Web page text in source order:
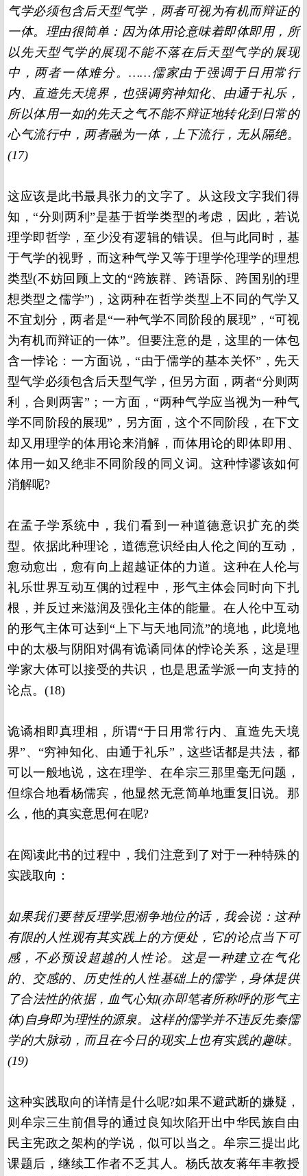
气学必须包含后天型气学，两者可视为有机而辩证的
一体。理由很简单：因为体用论意味着即体即用，所
以先天型气学的展现不能不落在后天型气学的展现
中，两者一体难分。……儒家由于强调于日用常行
内、直造先天境界，也强调穷神知化、由通于礼乐，
所以体用一如的先天之气不能不辩证地转化到日常的
心气流行中，两者融为一体，上下流行，无从隔绝。
(17)
这应该是此书最具张力的文字了。从这段文字我们得
知，“分则两利”是基于哲学类型的考虑，因此，若说
理学即哲学，至少没有逻辑的错误。但与此同时，基
于气学的视野，而这种气学又等于理学伦理学的理想
类型(不妨回顾上文的“跨族群、跨语际、跨国别的理
想类型之儒学”) ，这两种在哲学类型上不同的气学又
不宜划分，两者是“一种气学不同阶段的展现”，“可视
为有机而辩证的一体”。但要注意的是，这里的一体包
含一悖论：一方面说，“由于儒学的基本关怀”，先天
型气学必须包含后天型气学，但另方面，两者“分则两
利，合则两害”；一方面，“两种气学应当视为一种气
学不同阶段的展现”，另方面，这个不同阶段，在下文
却又用理学的体用论来消解，而体用论的即体即用、
体用一如又绝非不同阶段的同义词。这种悖谬该如何
消解呢?
在孟子学系统中，我们看到一种道德意识扩充的类
型。依据此种理论，道德意识经由人伦之间的互动，
愈动愈出，愈有向上超越证体的力道。这种在人伦与
礼乐世界互动互偶的过程中，形气主体会同时向下扎
根，并反过来滋润及强化主体的能量。在人伦中互动
的形气主体可达到“上下与天地同流”的境地，此境地
中的太极与阴阳对偶有诡谲同体的悖论关系，这是理
学家大体可以接受的共识，也是思孟学派一向支持的
论点。 (18)
诡谲相即真理相，所谓“于日用常行内、直造先天境
界”、“穷神知化、由通于礼乐”，这些话都是共法，都
可以一般地说，这在理学、在牟宗三那里毫无问题，
但综合地看杨儒宾，他显然无意简单地重复旧说。那
么，他的真实意思何在呢?
在阅读此书的过程中，我们注意到了对于一种特殊的
实践取向：
如果我们要替反理学思潮争地位的话，我会说：这种
有限的人性观有其实践上的方便处，它的论点当下可
感，不必预设超越的人性论。这是一种建立在气化
的、交感的、历史性的人性基础上的儒学，身体提供
了合法性的依据，血气心知(亦即笔者所称呼的形气主
体)自身即为理性的源泉。这样的儒学并不违反先秦儒
学的大脉动，而且在今日的现实上也有实践的趣味。
(19)
这种实践取向的详情是什么呢?如果不避武断的嫌疑，
则牟宗三生前倡导的通过良知坎陷开出中华民族自由
民主宪政之架构的学说，似可以当之。牟宗三提出此
课题后，继续工作者不乏其人。杨氏故友蒋年丰教授